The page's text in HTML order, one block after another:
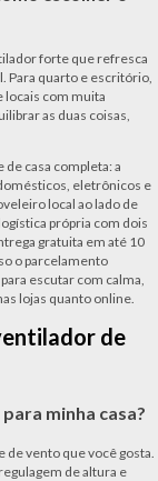
forte que refresca
Para quarto e escritório,
locais com muita
as duas coisas,
casa completa: a
eletrônicos e
local ao lado de
própria com dois
gratuita em até 10
o parcelamento
escutar com calma,
lojas quanto online.
de
minha casa?
de vento que você gosta.
de altura e